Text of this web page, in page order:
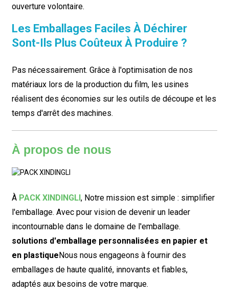
ouverture volontaire.
Les Emballages Faciles À Déchirer
Sont-Ils Plus Coûteux À Produire ?
Pas nécessairement. Grâce à l'optimisation de nos
matériaux lors de la production du film, les usines
réalisent des économies sur les outils de découpe et les
temps d'arrêt des machines.
À propos de nous
À PACK XINDINGLI, Notre mission est simple : simplifier
l'emballage. Avec pour vision de devenir un leader
incontournable dans le domaine de l'emballage.
solutions d'emballage personnalisées en papier et
en plastiqueNous nous engageons à fournir des
emballages de haute qualité, innovants et fiables,
adaptés aux besoins de votre marque.